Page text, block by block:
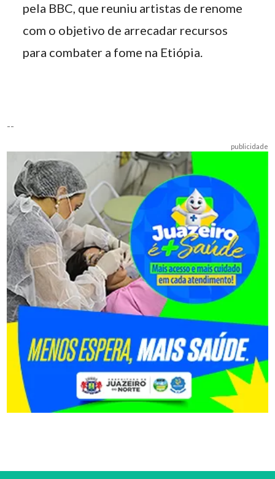
pela BBC, que reuniu artistas de renome
com o objetivo de arrecadar recursos
para combater a fome na Etiópia.
--
publicidade